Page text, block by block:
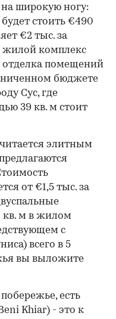
на широкую ногу:
стоить €490
€2 тыс. за
жилой комплекс
отделка помещений
бюджете
Сус, где
39 кв. м стоит
элитным
от €1,5 тыс. за
кв. м в жилом
с
всего в 5
вы выложите
есть
Khiar) - это к